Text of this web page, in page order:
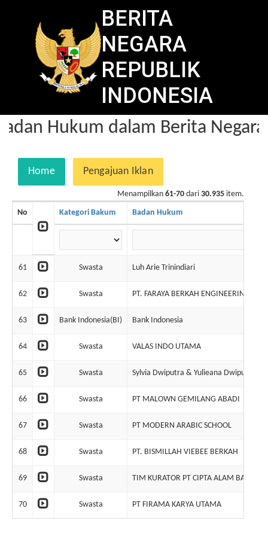
BERITA
NEGARA
REPUBLIK
INDONESIA
Hukum dalam Berita Negara
Home Pengajuan Iklan
Menampilkan 61-70 dari 30.935 item.
No Kategori Bakum Badan Hukum
61 Swasta Luh Arie Trinindiari
62 Swasta PT. FARAYA BERKAH ENGINEERING
63 Bank Indonesia(BI) Bank Indonesia
64 Swasta VALAS INDO UTAMA
65 Swasta Sylvia Dwiputra & Yulieana Dwiputra
66 Swasta PT MALOWN GEMILANG ABADI
67 Swasta PT MODERN ARABIC SCHOOL
68 Swasta PT. BISMILLAH VIEBEE BERKAH
69 Swasta TIM KURATOR PT CIPTA ALAM
70 Swasta PT FIRAMA KARYA UTAMA